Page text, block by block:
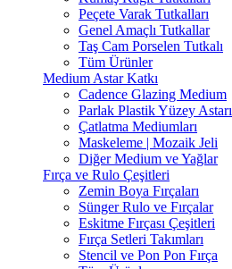
Peçete Varak Tutkalları
Genel Amaçlı Tutkallar
Taş Cam Porselen Tutkalı
Tüm Ürünler
Medium Astar Katkı
Cadence Glazing Medium
Parlak Plastik Yüzey Astarı
Çatlatma Mediumları
Maskeleme | Mozaik Jeli
Diğer Medium ve Yağlar
Fırça ve Rulo Çeşitleri
Zemin Boya Fırçaları
Sünger Rulo ve Fırçalar
Eskitme Fırçası Çeşitleri
Fırça Setleri Takımları
Stencil ve Pon Pon Fırça